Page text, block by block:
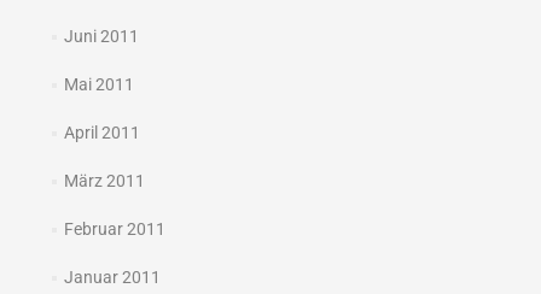
Juni 2011
Mai 2011
April 2011
März 2011
Februar 2011
Januar 2011